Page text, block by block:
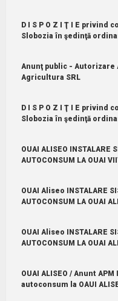
D I S P O Z I Ţ I E privind
Slobozia în şedinţă
Anunţ public - Autorizare
Agricultura SRL
D I S P O Z I Ţ I E privind
Slobozia în şedinţă
OUAI ALISEO INSTALARE
AUTOCONSUM LA OUAI
OUAI Aliseo INSTALARE
AUTOCONSUM LA OUAI
OUAI Aliseo INSTALARE
AUTOCONSUM LA OUAI
OUAI ALISEO / Anunt
autoconsum la OAUI